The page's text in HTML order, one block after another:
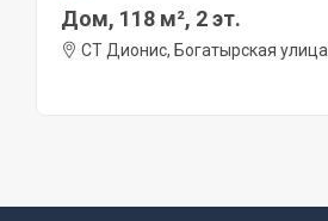
Дом, 118 м², 2 эт.
СТ Дионис, Богатырская улица